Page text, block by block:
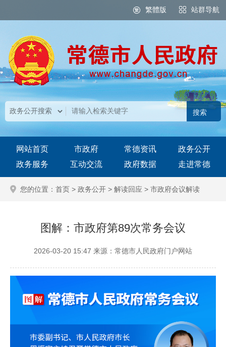
繁體版 站群导航
网站首页 市政府 常德资讯
政务公开
政务服务
互动交流 政府数据 走进常德
您的位置： 首页 > 政务公开 > 解读回应 > 市政府会议解读
图解：市政府第89次常务会议
2026-03-20 15:47 来源：常德市人民政府门户网站